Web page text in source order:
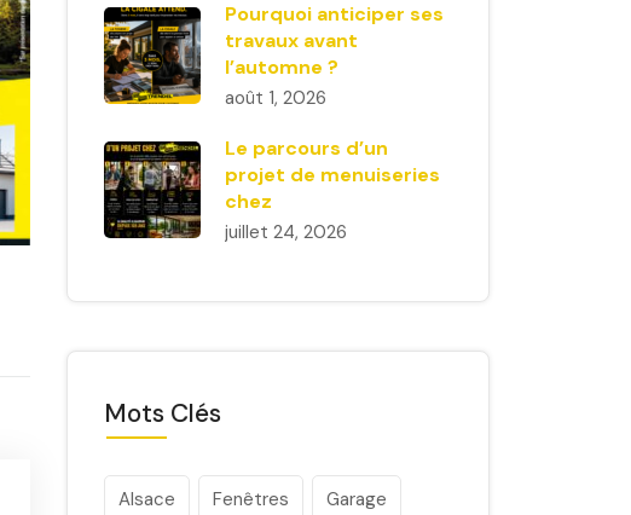
Pourquoi anticiper ses
travaux avant
l’automne ?
août 1, 2026
Le parcours d’un
projet de menuiseries
chez
juillet 24, 2026
Mots Clés
Alsace Fenêtres Garage